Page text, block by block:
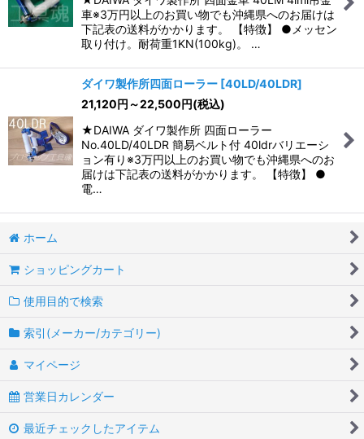
車※3万円以上のお買い物でも沖縄県へのお届けは
下記表の送料がかかります。 【特徴】 ●メッセン
取り付け。耐荷重1KN(100kg)。 …
ダイワ製作所四面ローラー [40LD/40LDR]
21,120円 ～22,500円(税込)
★DAIWA ダイワ製作所 四面ローラー
No.40LD/40LDR 簡易ベルト付 40ldrバリエーシ
ョン有り※3万円以上のお買い物でも沖縄県へのお
届けは下記表の送料がかかります。 【特徴】 ●
電…
ホーム
ショッピングカート
使用目的で検索
索引(メーカー/カテゴリー)
マイページ
営業日カレンダー
最近チェックしたアイテム